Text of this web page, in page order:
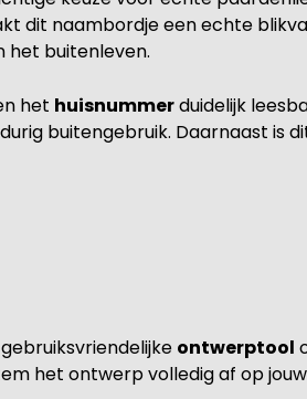
dit naambordje een echte
het buitenleven.
het huisnummerduidelijk
buitengebruik. Daarnaast is
ontwerptool
het ontwerp volledig af op